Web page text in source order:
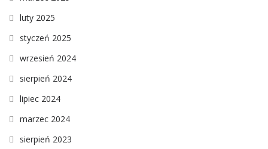
luty 2025
styczeń 2025
wrzesień 2024
sierpień 2024
lipiec 2024
marzec 2024
sierpień 2023